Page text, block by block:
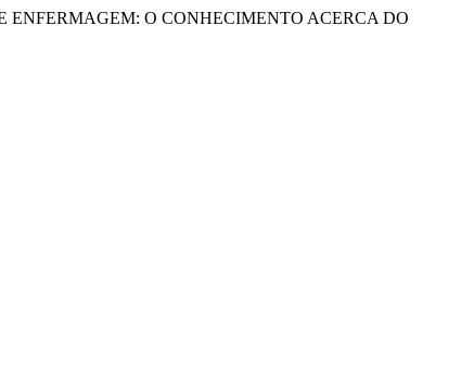
E ENFERMAGEM: O CONHECIMENTO ACERCA DO